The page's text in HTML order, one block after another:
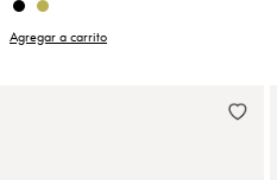
Agregar a carrito